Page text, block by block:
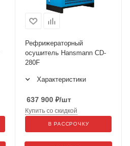
Рефрижераторный
осушитель Hansmann CD-
280F
Характеристики
637 900 ₽/шт
Купить со скидкой
В РАССРОЧКУ